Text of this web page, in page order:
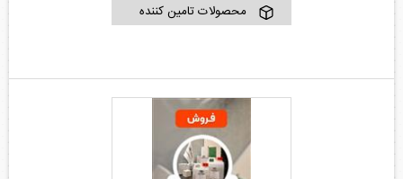
محصولات تامین کننده